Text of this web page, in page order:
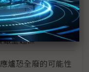
應爐現況
嚴重超標
爐恐全廢的可能性